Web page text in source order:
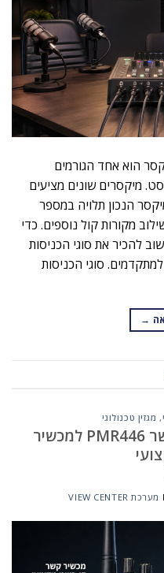
הוא אחד הגורמים
מיקסרים שונים מציעים
הנכון תלויה במספר
מקורות קול נוספים. כדי
להכיר את סוגי הכניסות
סוגי הכניסות
→
, מגזין טכנולוגי
מה ההבדל בין מכשיר קשר PMR446 למכשיר
מערכת VIEW CENTER